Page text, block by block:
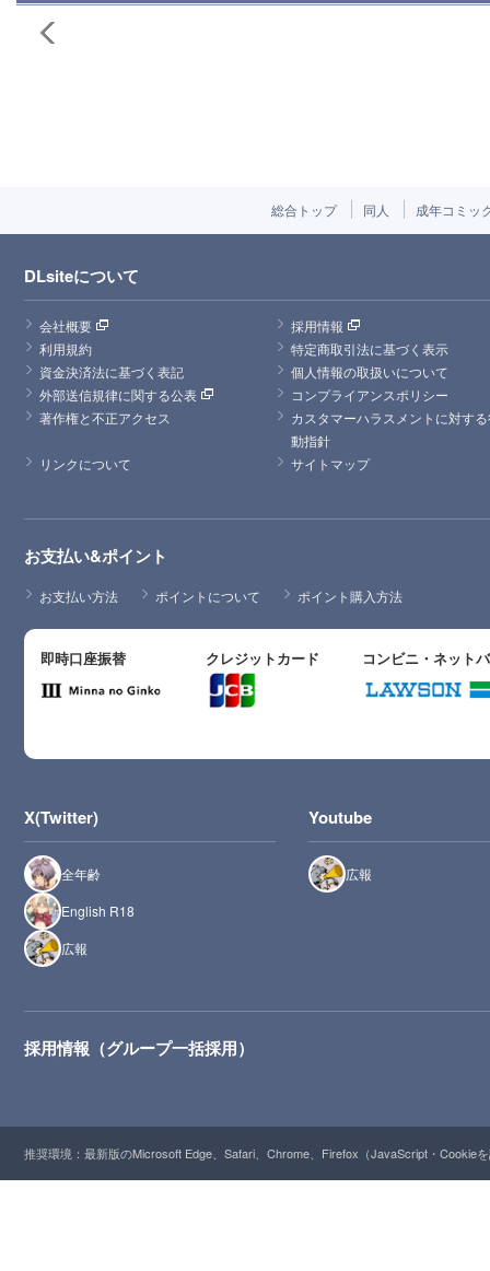
総合トップ 同人 成年コミッ
DLsiteについて
会社概要
採用情報
利用規約
特定商取引法に基づく表示
資金決済法に基づく表記
個人情報の取扱いについて
外部送信規律に関する公表
コンプライアンスポリシー
著作権と不正アクセス
カスタマーハラスメントに対す
動指針
リンクについて
サイトマップ
お支払い&ポイント
お支払い方法 ポイントについて ポイント購入方法
即時口座振替 クレジットカード コンビニ・ネット
X(Twitter)
全年齢
English R18
広報
Youtube
広報
採用情報（グループ一括採用）
推奨環境：最新版のMicrosoft Edge、Safari、Chrome、Firefox（JavaScript・Cookie